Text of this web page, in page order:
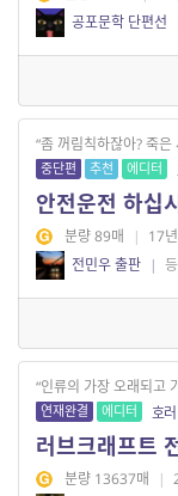
공포문학 단편선
“좀 꺼림칙하잖아? 죽
중단편 추천 에디터
안전운전 하십
분량 89매 | 17
전민우 출판 |
“인류의 가장 오래되고
연재완결 에디터 호러
러브크래프트
분량 13637매 |